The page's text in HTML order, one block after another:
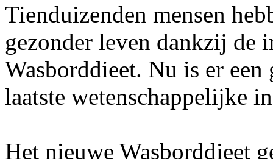
Tienduizenden mensen
gezonder leven dankzij de
Wasborddieet. Nu is er
laatste wetenschappelijke
Het nieuwe Wasborddieet